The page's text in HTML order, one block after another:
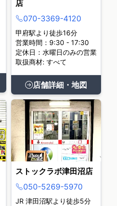
店
070-3369-4120
甲府駅より徒歩16分
営業時間：9:30 - 17:30
定休日：水曜日のみの営業
取扱商材: すべて
店舗詳細・地図
ストックラボ津田沼店
050-5269-5970
JR 津田沼駅より徒歩5分